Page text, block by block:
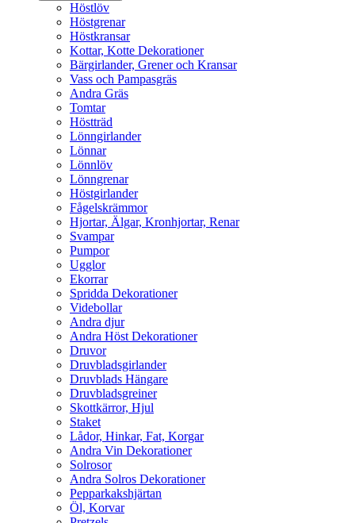
Höstlöv
Höstgrenar
Höstkransar
Kottar, Kotte Dekorationer
Bärgirlander, Grener och Kransar
Vass och Pampasgräs
Andra Gräs
Tomtar
Höstträd
Lönngirlander
Lönnar
Lönnlöv
Lönngrenar
Höstgirlander
Fågelskrämmor
Hjortar, Älgar, Kronhjortar, Renar
Svampar
Pumpor
Ugglor
Ekorrar
Spridda Dekorationer
Videbollar
Andra djur
Andra Höst Dekorationer
Druvor
Druvbladsgirlander
Druvblads Hängare
Druvbladsgreiner
Skottkärror, Hjul
Staket
Lådor, Hinkar, Fat, Korgar
Andra Vin Dekorationer
Solrosor
Andra Solros Dekorationer
Pepparkakshjärtan
Öl, Korvar